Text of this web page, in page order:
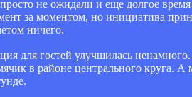
не ожидали и еще долгое
за моментом, но инициатива
ничего.
для гостей улучшилась
в районе центрального круга.